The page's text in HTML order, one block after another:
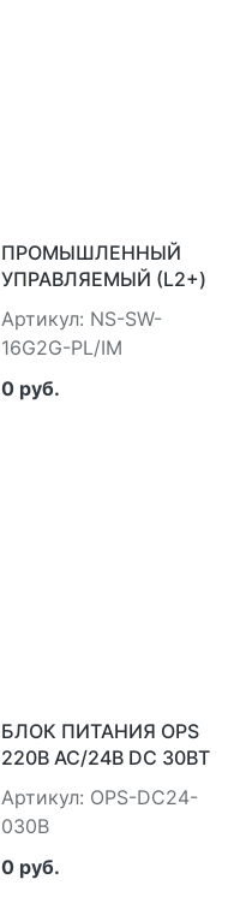
ПРОМЫШЛЕННЫЙ
УПРАВЛЯЕМЫЙ (L2+)
HIPOE КОММУТАТОР
GIGABIT ETHERNET
NST NS-SW-16G2G-
PL/IM
Артикул: NS-SW-
16G2G-PL/IM
0 руб.
БЛОК ПИТАНИЯ OPS
220В AC/24В DC 30ВТ
ONI IEK OPS-DC24-
030B
Артикул: OPS-DC24-
030B
0 руб.